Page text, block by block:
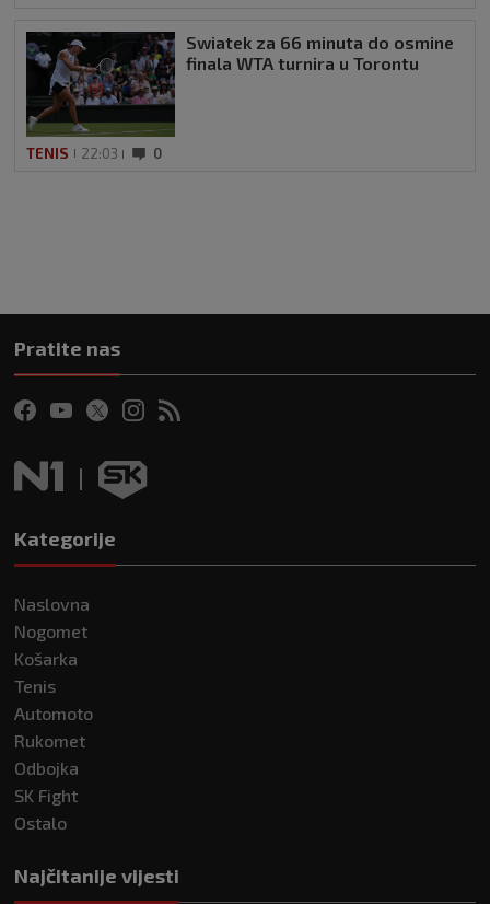
Swiatek za 66 minuta do osmine
finala WTA turnira u Torontu
TENIS 22:03 0
Pratite nas
Kategorije
Naslovna
Nogomet
Košarka
Tenis
Automoto
Rukomet
Odbojka
SK Fight
Ostalo
Najčitanije vijesti